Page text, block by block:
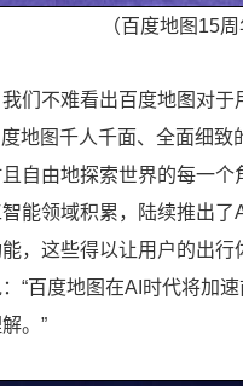
（百度地图15
们不难看出百度地图对
地图千人千面、全面细
自由地探索世界的每一
能领域积累，陆续推出
，这些得以让用户的出
“百度地图在AI时代将加
。”